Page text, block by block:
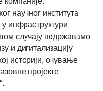
научног института
инфраструктури
случају подржавамо
и дигитализацију
историји, очување
пројекте